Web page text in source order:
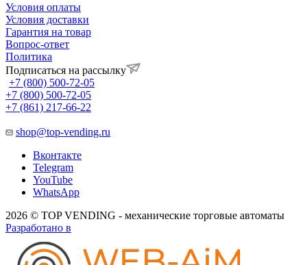
Условия оплаты
Условия доставки
Гарантия на товар
Вопрос-ответ
Политика
Подписаться на рассылку
+7 (800) 500-72-05
+7 (800) 500-72-05
+7 (861) 217-66-22
shop@top-vending.ru
Вконтакте
Telegram
YouTube
WhatsApp
2026 © TOP VENDING - механические торговые автоматы
Разработано в